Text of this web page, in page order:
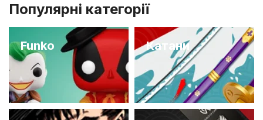
Популярні категорії
Funko Катани